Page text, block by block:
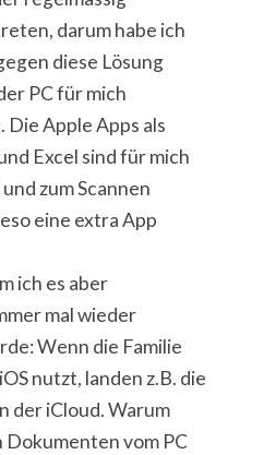
darum habe ich
diese Lösung
PC für mich
Apple Apps als
Excel sind für mich
zum Scannen
eine extra App
ich es aber
mal wieder
Wenn die Familie
nutzt, landen z.B. die
der iCloud. Warum
Dokumenten vom PC